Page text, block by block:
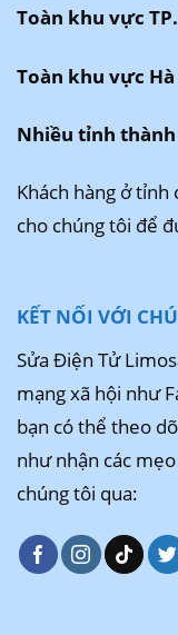
Toàn khu vực
Toàn khu vực
Nhiều tỉnh
Khách hàng ở
cho chúng tôi để
KẾT NỐI VỚI
Sửa Điện Tử
mạng xã hội như
bạn có thể theo
như nhận các
chúng tôi qua: